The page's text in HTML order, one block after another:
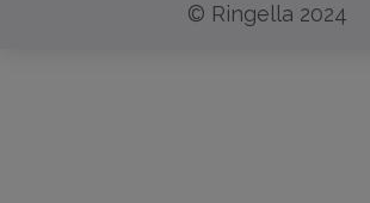
© Ringella 2024